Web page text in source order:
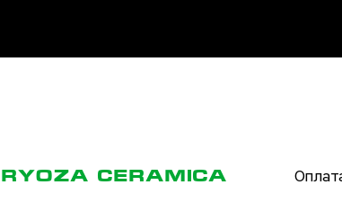
CERAMICA